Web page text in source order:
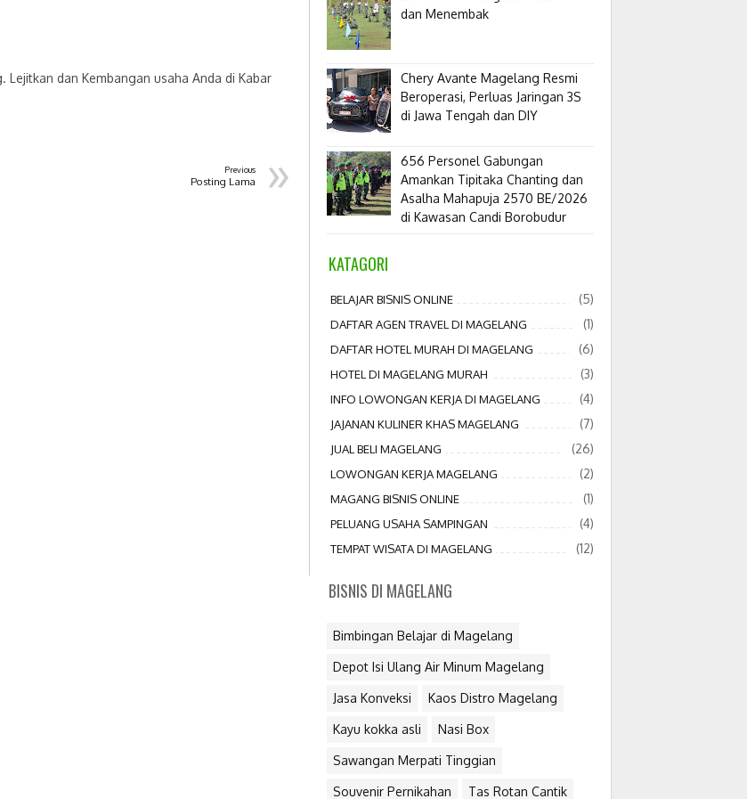
dan Kembangan usaha Anda di Kabar
»
Previous
Posting Lama
dan Menembak
​Chery Avante Magelang Resmi
Beroperasi, Perluas Jaringan 3S
di Jawa Tengah dan DIY
656 Personel Gabungan
Amankan Tipitaka Chanting dan
Asalha Mahapuja 2570 BE/2026
di Kawasan Candi Borobudur
KATAGORI
BELAJAR BISNIS ONLINE (5)
DAFTAR AGEN TRAVEL DI MAGELANG (1)
DAFTAR HOTEL MURAH DI MAGELANG (6)
HOTEL DI MAGELANG MURAH (3)
INFO LOWONGAN KERJA DI MAGELANG (4)
JAJANAN KULINER KHAS MAGELANG (7)
JUAL BELI MAGELANG (26)
LOWONGAN KERJA MAGELANG (2)
MAGANG BISNIS ONLINE (1)
PELUANG USAHA SAMPINGAN (4)
TEMPAT WISATA DI MAGELANG (12)
BISNIS DI MAGELANG
Bimbingan Belajar di Magelang
Depot Isi Ulang Air Minum Magelang
Jasa Konveksi Kaos Distro Magelang
Kayu kokka asli Nasi Box
Sawangan Merpati Tinggian
Souvenir Pernikahan Tas Rotan Cantik